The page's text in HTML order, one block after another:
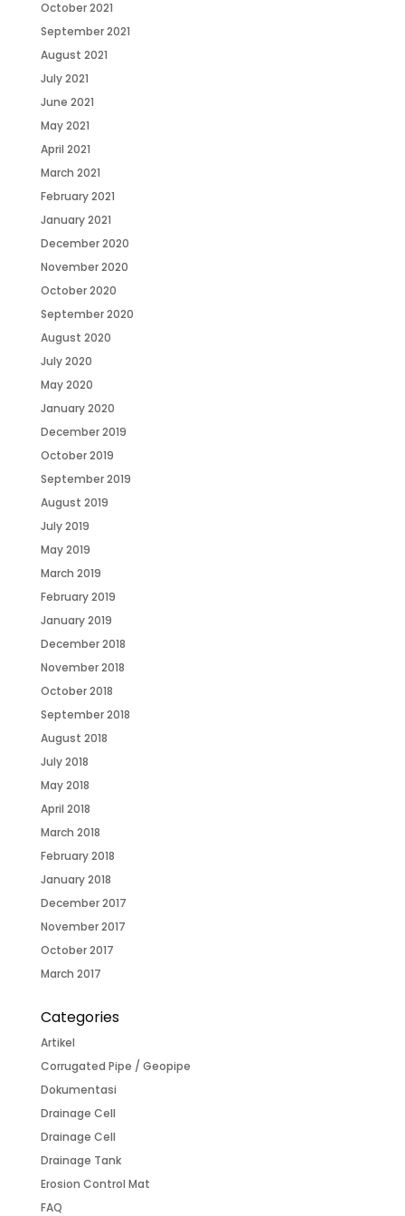
October 2021
September 2021
August 2021
July 2021
June 2021
May 2021
April 2021
March 2021
February 2021
January 2021
December 2020
November 2020
October 2020
September 2020
August 2020
July 2020
May 2020
January 2020
December 2019
October 2019
September 2019
August 2019
July 2019
May 2019
March 2019
February 2019
January 2019
December 2018
November 2018
October 2018
September 2018
August 2018
July 2018
May 2018
April 2018
March 2018
February 2018
January 2018
December 2017
November 2017
October 2017
March 2017
Categories
Artikel
Corrugated Pipe / Geopipe
Dokumentasi
Drainage Cell
Drainage Cell
Drainage Tank
Erosion Control Mat
FAQ